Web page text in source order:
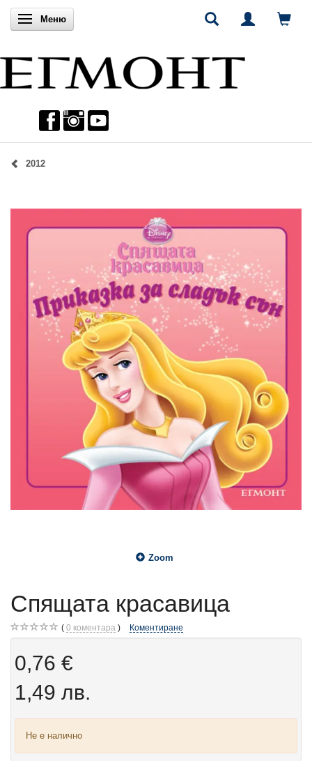
Включи навигацията
Меню
2012
Zoom
Спящата красавица
0 коментара Коментиране
0,76 €
1,49 лв.
Не е налично